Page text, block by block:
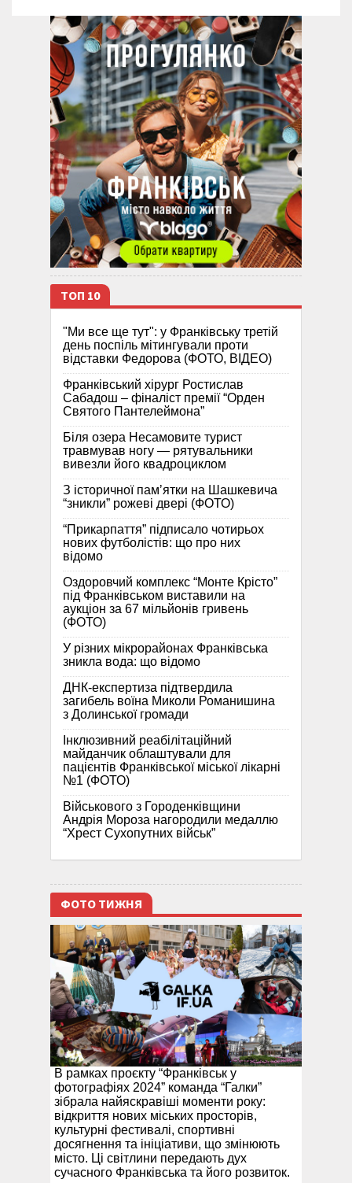
ТОП 10
"Ми все ще тут": у Франківську третій
день поспіль мітингували проти
відставки Федорова (ФОТО, ВІДЕО)
Франківський хірург Ростислав
Сабадош – фіналіст премії “Орден
Святого Пантелеймона”
Біля озера Несамовите турист
травмував ногу — рятувальники
вивезли його квадроциклом
З історичної памʼятки на Шашкевича
“зникли” рожеві двері (ФОТО)
“Прикарпаття” підписало чотирьох
нових футболістів: що про них
відомо
Оздоровчий комплекс “Монте Крісто”
під Франківськом виставили на
аукціон за 67 мільйонів гривень
(ФОТО)
У різних мікрорайонах Франківська
зникла вода: що відомо
ДНК-експертиза підтвердила
загибель воїна Миколи Романишина
з Долинської громади
Інклюзивний реабілітаційний
майданчик облаштували для
пацієнтів Франківської міської лікарні
№1 (ФОТО)
Військового з Городенківщини
Андрія Мороза нагородили медаллю
“Хрест Сухопутних військ”
ФОТО ТИЖНЯ
В рамках проєкту “Франківськ у
фотографіях 2024” команда “Галки”
зібрала найяскравіші моменти року:
відкриття нових міських просторів,
культурні фестивалі, спортивні
досягнення та ініціативи, що змінюють
місто. Ці світлини передають дух
сучасного Франківська та його розвиток.